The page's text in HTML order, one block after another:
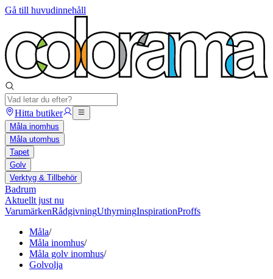
Gå till huvudinnehåll
Hitta butiker
Måla inomhus
Måla utomhus
Tapet
Golv
Verktyg & Tillbehör
Badrum
Aktuellt just nu
VarumärkenRådgivningUthyrningInspirationProffs
Måla/
Måla inomhus/
Måla golv inomhus/
Golvolja